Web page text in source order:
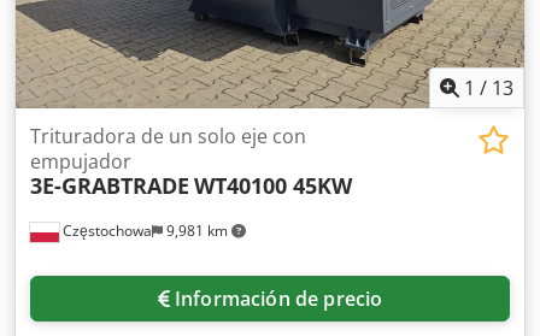
1 / 13
Częstochowa 9,981 km
Trituradora de un solo eje con
empujador
3E-GRABTRADE WT40100 45KW
Información de precio